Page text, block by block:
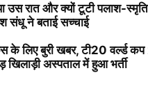
उस रात और क्यों टूटी पलाश-
संधू ने बताई सच्चाई
के लिए बुरी खबर, टी20 वर्ल्ड
खिलाड़ी अस्पताल में हुआ भर्ती